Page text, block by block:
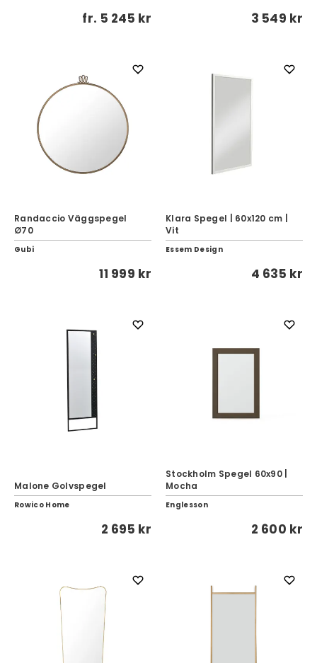
fr. 5 245 kr 3 549 kr
Randaccio Väggspegel
Ø70
Gubi
11 999 kr
Klara Spegel | 60x120 cm |
Vit
Essem Design
4 635 kr
Malone Golvspegel
Rowico Home
2 695 kr
Stockholm Spegel 60x90 |
Mocha
Englesson
2 600 kr